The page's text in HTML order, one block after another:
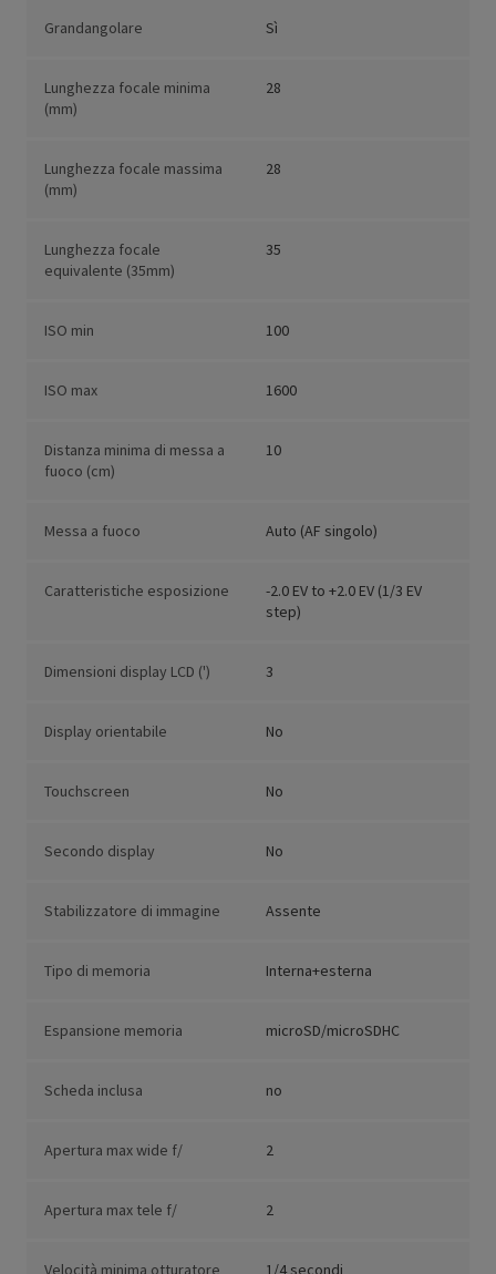
Grandangolare Sì
Lunghezza focale minima
(mm)
28
Lunghezza focale massima
(mm)
28
Lunghezza focale
equivalente (35mm)
35
ISO min 100
ISO max 1600
Distanza minima di messa a
fuoco (cm)
10
Messa a fuoco Auto (AF singolo)
Caratteristiche esposizione
-2.0 EV to +2.0 EV (1/3 EV
step)
Dimensioni display LCD (') 3
Display orientabile No
Touchscreen No
Secondo display No
Stabilizzatore di immagine Assente
Tipo di memoria Interna+esterna
Espansione memoria microSD/microSDHC
Scheda inclusa no
Apertura max wide f/ 2
Apertura max tele f/ 2
Velocità minima otturatore 1/4 secondi